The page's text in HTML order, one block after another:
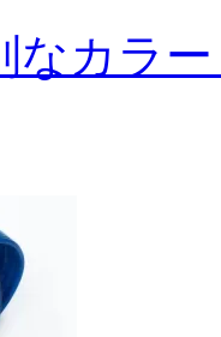
なカラ